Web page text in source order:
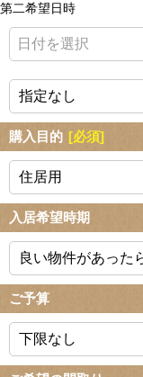
第二希望日時
購入目的 [必須]
入居希望時期
ご予算